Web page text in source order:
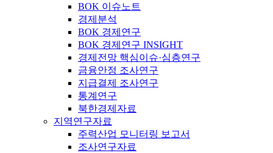
BOK 이슈노트
경제분석
BOK 경제연구
BOK 경제연구 INSIGHT
경제전망 핵심이슈·심층연구
금융안정 조사연구
지급결제 조사연구
통계연구
북한경제자료
지역연구자료
주력산업 모니터링 보고서
조사연구자료